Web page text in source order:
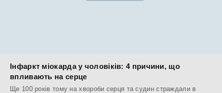
Інфаркт міокарда у чоловіків: 4 причини, що
впливають на серце
Ще 100 років тому на хвороби серця та судин страждали в